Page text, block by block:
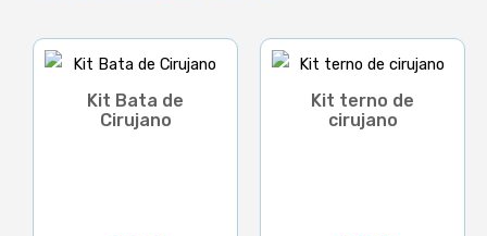
Kit Bata de
Cirujano
Kit terno de
cirujano